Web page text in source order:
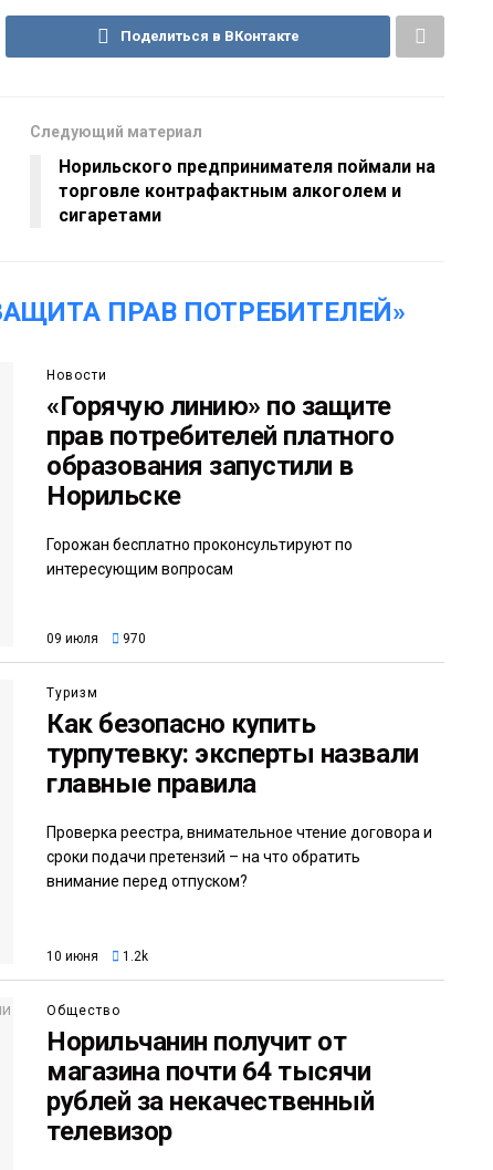
Поделиться в ВКонтакте
Следующий материал
Норильского предпринимателя поймали на
торговле контрафактным алкоголем и
сигаретами
ПРАВ ПОТРЕБИТЕЛЕЙ»
Новости
«Горячую линию» по защите
прав потребителей платного
образования запустили в
Норильске
Горожан бесплатно проконсультируют по
интересующим вопросам
09 июля 970
Туризм
Как безопасно купить
турпутевку: эксперты назвали
главные правила
Проверка реестра, внимательное чтение договора и
сроки подачи претензий – на что обратить
внимание перед отпуском?
10 июня 1.2k
Общество
Норильчанин получит от
магазина почти 64 тысячи
рублей за некачественный
телевизор